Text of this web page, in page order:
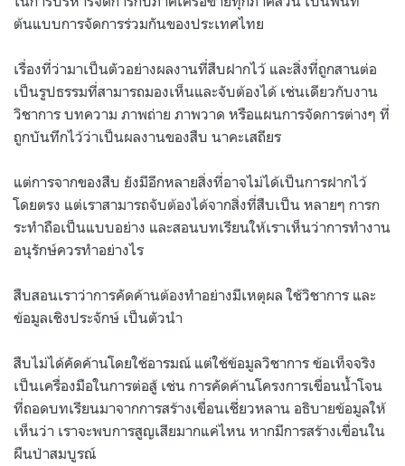
ต้นแบบการจัดการร่วมกันของประเทศไทย
เรื่องที่ว่ามาเป็นตัวอย่างผลงานที่สืบฝากไว้ และสิ่งที่ถูกสานต่อ
เป็นรูปธรรมที่สามารถมองเห็นและจับต้องได้ เช่นเดียวกับงาน
วิชาการ บทความ ภาพถ่าย ภาพวาด หรือแผนการจัดการต่างๆ ที่
ถูกบันทึกไว้ว่าเป็นผลงานของสืบ นาคะเสถียร
แต่การจากของสืบ ยังมีอีกหลายสิ่งที่อาจไม่ได้เป็นการฝากไว้
โดยตรง แต่เราสามารถจับต้องได้จากสิ่งที่สืบเป็น หลายๆ การก
ระทำถือเป็นแบบอย่าง และสอนบทเรียนให้เราเห็นว่าการทำงาน
อนุรักษ์ควรทำอย่างไร
สืบสอนเราว่าการคัดค้านต้องทำอย่างมีเหตุผล ใช้วิชาการ และ
ข้อมูลเชิงประจักษ์ เป็นตัวนำ
สืบไม่ได้คัดค้านโดยใช้อารมณ์ แต่ใช้ข้อมูลวิชาการ ข้อเท็จจริง
เป็นเครื่องมือในการต่อสู้ เช่น การคัดค้านโครงการเขื่อนน้ำโจน
ที่ถอดบทเรียนมาจากการสร้างเขื่อนเชี่ยวหลาน อธิบายข้อมูลให้
เห็นว่า เราจะพบการสูญเสียมากแค่ไหน หากมีการสร้างเขื่อนใน
ผืนป่าสมบูรณ์